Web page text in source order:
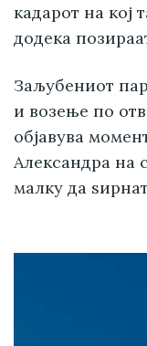
кадарот на кој
додека
Заљубениот
и возење по
објавува
Александра на
малку да